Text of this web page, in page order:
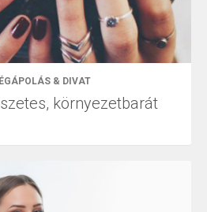
& DIVAT
környezetbarát